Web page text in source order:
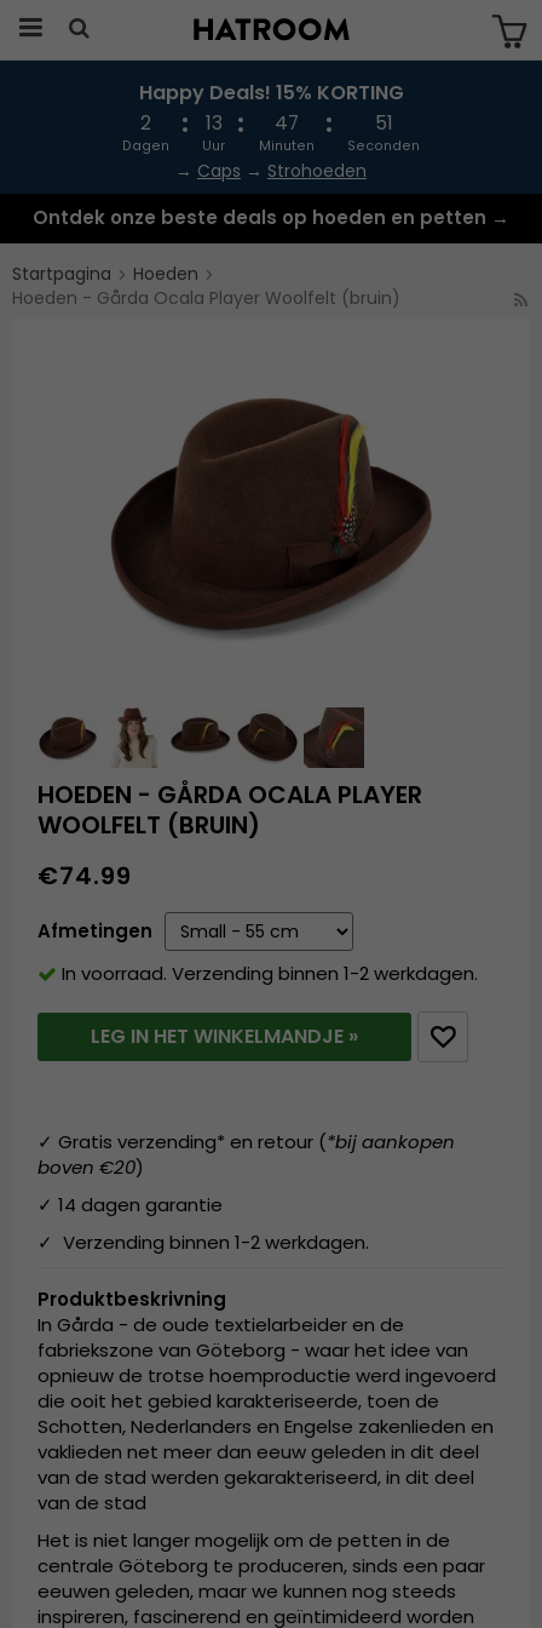
Produkten har blivit tillagd i varukorgen
Happy Deals! 15% KORTING
2
Dagen
13
Uur
47
Minuten
51
Seconden
→ Caps → Strohoeden
Ontdek onze beste deals op hoeden en petten →
Startpagina
Hoeden
Hoeden - Gårda Ocala Player Woolfelt (bruin)
HOEDEN - GÅRDA OCALA PLAYER
WOOLFELT (BRUIN)
€74.99
Afmetingen
In voorraad. Verzending binnen 1-2 werkdagen.
LEG IN HET WINKELMANDJE »
✓ Gratis verzending* en retour (*bij aankopen
boven €20)
✓ 14 dagen garantie
✓ Verzending binnen 1-2 werkdagen.
Produktbeskrivning
In Gårda - de oude textielarbeider en de
fabriekszone van Göteborg - waar het idee van
opnieuw de trotse hoemproductie werd ingevoerd
die ooit het gebied karakteriseerde, toen de
Schotten, Nederlanders en Engelse zakenlieden en
vaklieden net meer dan eeuw geleden in dit deel
van de stad werden gekarakteriseerd, in dit deel
van de stad
Het is niet langer mogelijk om de petten in de
centrale Göteborg te produceren, sinds een paar
eeuwen geleden, maar we kunnen nog steeds
inspireren, fascinerend en geïntimideerd worden